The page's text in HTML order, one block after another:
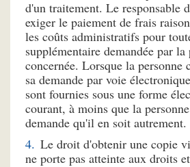
d'un traitement. Le responsable
exiger le paiement de frais
les coûts administratifs pour
supplémentaire demandée par la
concernée. Lorsque la personne
sa demande par voie
sont fournies sous une forme
courant, à moins que la
demande qu'il en soit autrement.
Le droit d'obtenir une copie
ne porte pas atteinte aux droits